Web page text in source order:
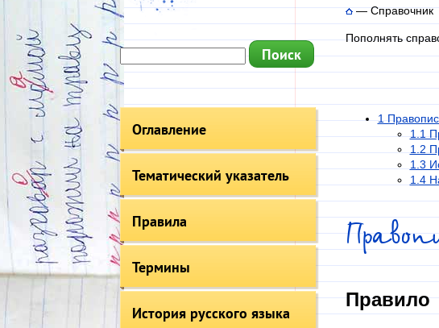
Оглавление
Тематический указатель
Правила
Термины
История русского языка
—Справочник
Пополнять
1
1.1
1.2
1.3
1.4
Правило